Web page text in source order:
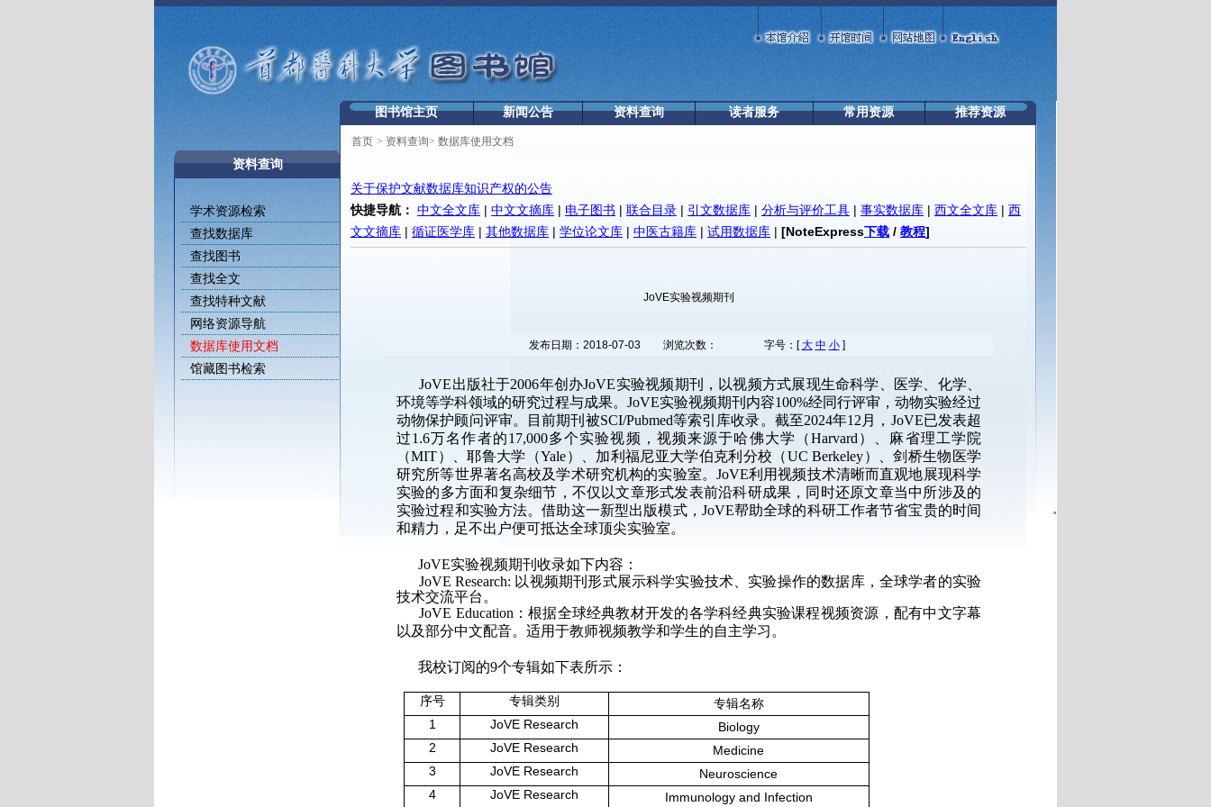
资料查询
学术资源检索
查找数据库
查找图书
查找全文
查找特种文献
网络资源导航
数据库使用文档
馆藏图书检索
图书馆主页 新闻公告 资料查询 读者服务 常用资源 推荐资源
首页 > 资料查询> 数据库使用文档
关于保护文献数据库知识产权的公告
快捷导航： 中文全文库 | 中文文摘库 | 电子图书 | 联合目录 | 引文数据库 | 分析与评价工具 | 事实数据库 | 西文全文库 | 西
文文摘库 | 循证医学库 | 其他数据库 | 学位论文库 | 中医古籍库 | 试用数据库 | [NoteExpress下载 / 教程]
JoVE实验视频期刊
发布日期：2018-07-03 浏览次数： 字号：[大 中 小]
JoVE出版社于2006年创办JoVE实验视频期刊，以视频方式展现生命科学、医学、化学、
环境等学科领域的研究过程与成果。JoVE实验视频期刊内容100%经同行评审，动物实验经过
动物保护顾问评审。目前期刊被SCI/Pubmed等索引库收录。截至2024年12月，JoVE已发表超
过1.6万名作者的17,000多个实验视频，视频来源于哈佛大学（Harvard）、麻省理工学院
（MIT）、耶鲁大学（Yale）、加利福尼亚大学伯克利分校（UC Berkeley）、剑桥生物医学
研究所等世界著名高校及学术研究机构的实验室。JoVE利用视频技术清晰而直观地展现科学
实验的多方面和复杂细节，不仅以文章形式发表前沿科研成果，同时还原文章当中所涉及的
实验过程和实验方法。借助这一新型出版模式，JoVE帮助全球的科研工作者节省宝贵的时间
和精力，足不出户便可抵达全球顶尖实验室。
JoVE实验视频期刊收录如下内容：
JoVE Research: 以视频期刊形式展示科学实验技术、实验操作的数据库，全球学者的实验
技术交流平台。
JoVE Education：根据全球经典教材开发的各学科经典实验课程视频资源，配有中文字幕
以及部分中文配音。适用于教师视频教学和学生的自主学习。
我校订阅的9个专辑如下表所示：
序号 专辑类别
专辑名称
1
JoVE Research
Biology
2
JoVE Research
Medicine
3
JoVE Research
Neuroscience
4
JoVE Research Immunology and Infection